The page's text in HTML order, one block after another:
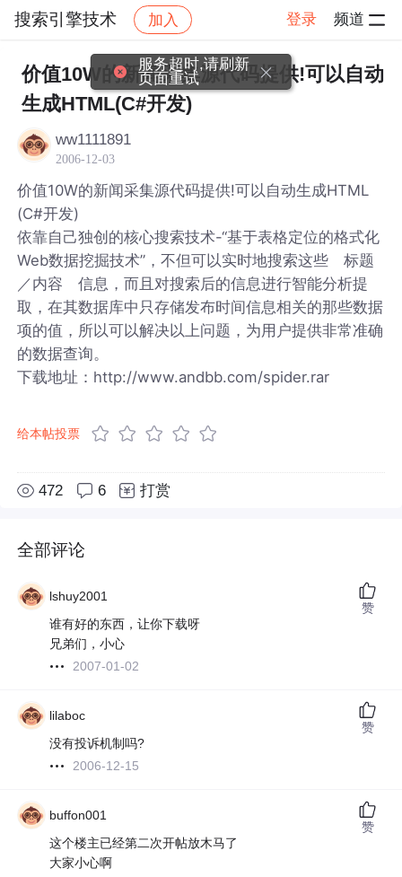
搜索引擎技术 加入 登录 频道
社区 搜索引擎技术 帖子详情
价值10W的新闻采集源代码提供!可以自动
生成HTML(C#开发)
ww1111891
2006-12-03
价值10W的新闻采集源代码提供!可以自动生成HTML
(C#开发)
依靠自己独创的核心搜索技术-“基于表格定位的格式化
Web数据挖掘技术”，不但可以实时地搜索这些 标题
／内容 信息，而且对搜索后的信息进行智能分析提
取，在其数据库中只存储发布时间信息相关的那些数据
项的值，所以可以解决以上问题，为用户提供非常准确
的数据查询。
下载地址：http://www.andbb.com/spider.rar
给本帖投票
472 6 打赏
全部评论
lshuy2001
谁有好的东西，让你下载呀
兄弟们，小心
2007-01-02
赞
lilaboc
没有投诉机制吗?
2006-12-15
赞
buffon001
这个楼主已经第二次开帖放木马了
大家小心啊
赞
服务超时,请刷新
页面重试